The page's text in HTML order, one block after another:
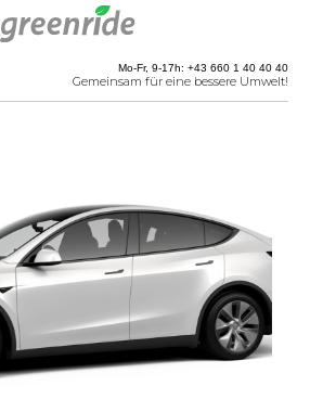
Mo-Fr, 9-17h: +43 660 1 40 40 40
Gemeinsam für eine bessere Umwelt!